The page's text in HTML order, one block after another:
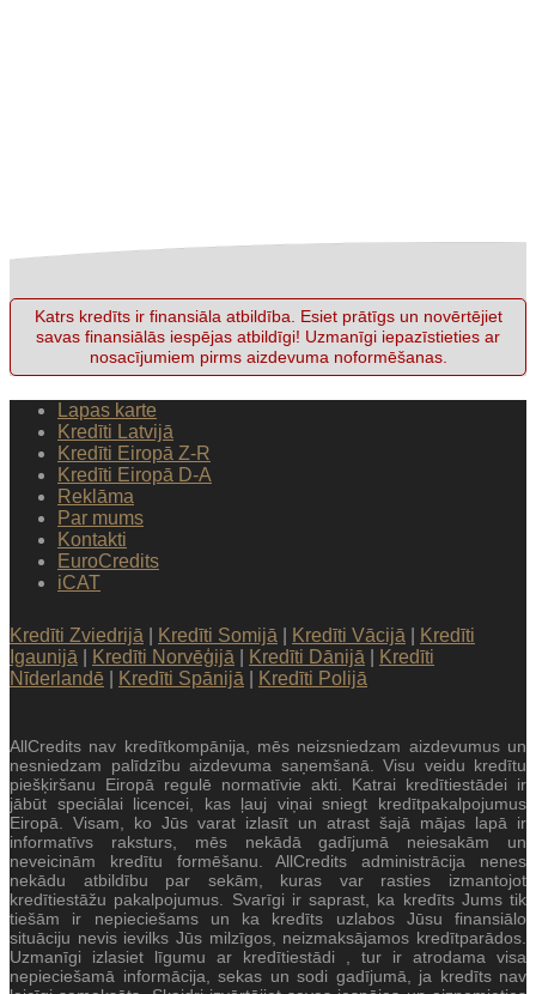
Katrs kredīts ir finansiāla atbildība. Esiet prātīgs un novērtējiet
savas finansiālās iespējas atbildīgi! Uzmanīgi iepazīstieties ar
nosacījumiem pirms aizdevuma noformēšanas.
Lapas karte
Kredīti Latvijā
Kredīti Eiropā Z-R
Kredīti Eiropā D-A
Reklāma
Par mums
Kontakti
EuroCredits
iCAT
Kredīti Zviedrijā Kredīti Somijā Kredīti Vācijā
Kredīti
Igaunijā
Kredīti Norvēģijā Kredīti Dānijā
Kredīti
Nīderlandē
Kredīti Spānijā Kredīti Polijā
AllCredits nav kredītkompānija, mēs neizsniedzam aizdevumus un
nesniedzam palīdzību aizdevuma saņemšanā. Visu veidu kredītu
piešķiršanu Eiropā regulē normatīvie akti. Katrai kredītiestādei ir
jābūt speciālai licencei, kas ļauj viņai sniegt kredītpakalpojumus
Eiropā. Visam, ko Jūs varat izlasīt un atrast šajā mājas lapā ir
informatīvs raksturs, mēs nekādā gadījumā neiesakām un
neveicinām kredītu formēšanu. AllCredits administrācija nenes
nekādu atbildību par sekām, kuras var rasties izmantojot
kredītiestāžu pakalpojumus. Svarīgi ir saprast, ka kredīts Jums tik
tiešām ir nepieciešams un ka kredīts uzlabos Jūsu finansiālo
situāciju nevis ievilks Jūs milzīgos, neizmaksājamos kredītparādos.
Uzmanīgi izlasiet līgumu ar kredītiestādi , tur ir atrodama visa
nepieciešamā informācija, sekas un sodi gadījumā, ja kredīts nav